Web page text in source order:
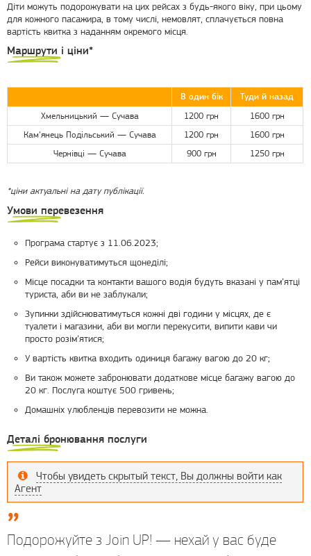
Діти можуть подорожувати на цих рейсах з будь-якого віку, при цьому
для кожного пасажира, в тому числі, немовлят, сплачується повна
вартість квитка з наданням окремого місця.
Маршрути і ціни*
В один бік Туди й назад
Хмельницький — Сучава 1200 грн
1600 грн
Кам’янець Подільський — Сучава
1200 грн
1600 грн
Чернівці — Сучава
900 грн 1250 грн
*ціни актуальні на дату публікації.
Умови перевезення
Програма стартує з 11.06.2023;
Рейси виконуватимуться щонеділі;
Місце посадки та контакти вашого водія будуть вказані у пам’ятці
туриста, аби ви не заблукали;
Зупинки здійснюватимуться кожні дві години у місцях, де є
туалети і магазини, аби ви могли перекусити, випити кави чи
просто розім’ятися;
У вартість квитка входить одиниця багажу вагою до 20 кг;
Ви також можете забронювати додаткове місце багажу вагою до
20 кг. Послуга коштує 500 гривень;
Домашніх улюбленців перевозити не можна.
Деталі бронювання послуги
Чтобы увидеть скрытый текст, Вы должны войти как
Агент
Подорожуйте з Join UP! — нехай у вас буде